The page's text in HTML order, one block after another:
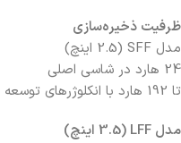
ظرفیت ذخیره‌سازی
مدل SFF (2.5 اینچ)
24 هارد در شاسی اصلی
تا 192 هارد با انکلوژرهای توسعه
مدل LFF (3.5 اینچ)